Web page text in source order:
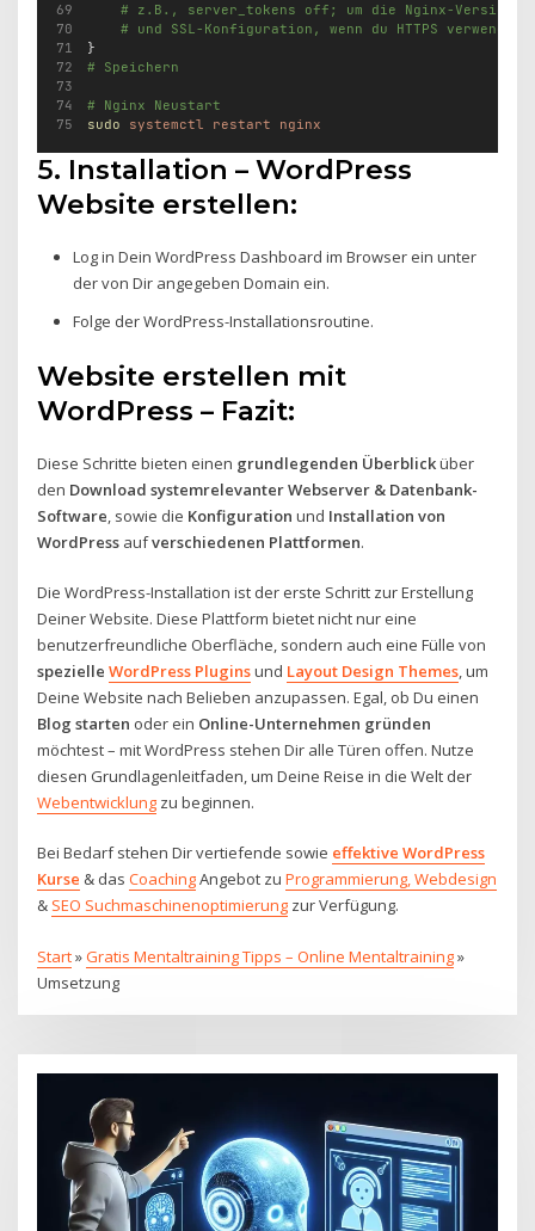
# z.B., server_tokens off; um die Nginx-Version
# und SSL-Konfiguration, wenn du HTTPS verwenden
}
# Speichern
# Nginx Neustart
sudo systemctl restart nginx
5. Installation – WordPress
Website erstellen:
Log in Dein WordPress Dashboard im Browser ein unter
der von Dir angegeben Domain ein.
Folge der WordPress-Installationsroutine.
Website erstellen mit
WordPress – Fazit:
Diese Schritte bieten einen grundlegenden Überblicküber
den Download systemrelevanter Webserver & Datenbank-
Software, sowie die Konfiguration und Installation von
WordPress aufverschiedenen Plattformen.
Die WordPress-Installation ist der erste Schritt zur Erstellung
Deiner Website. Diese Plattform bietet nicht nur eine
benutzerfreundliche Oberfläche, sondern auch eine Fülle von
spezielleWordPress Pluginsund Layout Design Themes, um
Deine Website nach Belieben anzupassen. Egal, ob Du einen
Blog starten oder ein Online-Unternehmen gründen
möchtest – mit WordPress stehen Dir alle Türen offen. Nutze
diesen Grundlagenleitfaden, um Deine Reise in die Welt der
Webentwicklung zu beginnen.
Bei Bedarf stehen Dir vertiefende sowie effektive WordPress
Kurse & dasCoachingAngebot zuProgrammierung, Webdesign
& SEO Suchmaschinenoptimierung zur Verfügung.
Start»Gratis Mentaltraining Tipps – Online Mentaltraining»
Umsetzung